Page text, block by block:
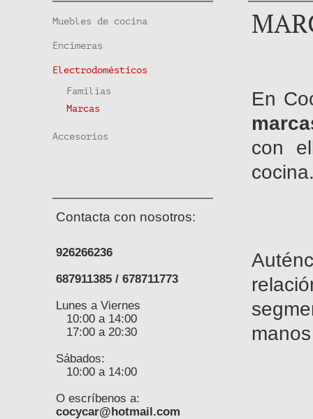
Muebles de cocina
Encimeras
Electrodomésticos
Familias
Marcas
Accesorios
Contacta con nosotros:
926266236
687911385 / 678711773
Lunes a Viernes
10:00 a 14:00
17:00 a 20:30
Sábados:
10:00 a 14:00
O escríbenos a:
cocycar@hotmail.com
En
con